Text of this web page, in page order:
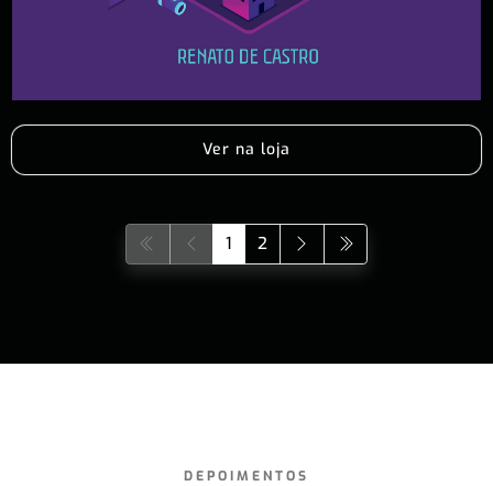
Ver na loja
1 2
DEPOIMENTOS